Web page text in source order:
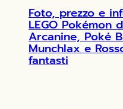
Foto, prezzo e
LEGO Pokémon
Arcanine, Poké
Munchlax e
fantasti